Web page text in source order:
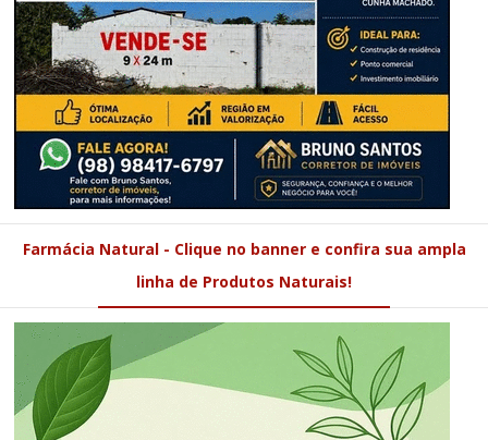
Farmácia Natural - Clique no banner e confira sua ampla
linha de Produtos Naturais!